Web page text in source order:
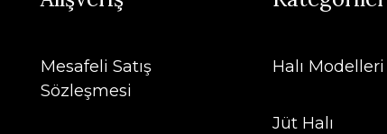
Mesafeli Satış
Sözleşmesi
Halı Modelleri
Jüt Halı